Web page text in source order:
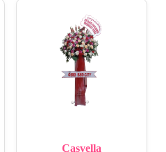
Casvella